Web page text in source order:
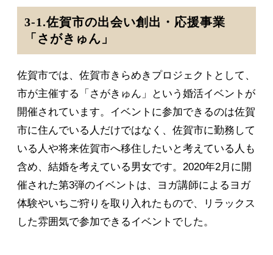
3-1.佐賀市の出会い創出・応援事業
「さがきゅん」
佐賀市では、佐賀市きらめきプロジェクトとして、
市が主催する「さがきゅん」という婚活イベントが
開催されています。イベントに参加できるのは佐賀
市に住んでいる人だけではなく、佐賀市に勤務して
いる人や将来佐賀市へ移住したいと考えている人も
含め、結婚を考えている男女です。2020年2月に開
催された第3弾のイベントは、ヨガ講師によるヨガ
体験やいちご狩りを取り入れたもので、リラックス
した雰囲気で参加できるイベントでした。